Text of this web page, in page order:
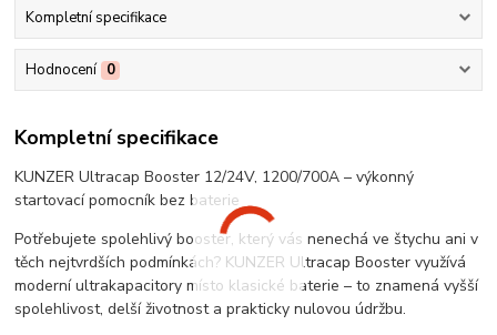
Kompletní specifikace
Hodnocení 0
Kompletní specifikace
KUNZER Ultracap Booster 12/24V, 1200/700A – výkonný
startovací pomocník bez baterie
Potřebujete spolehlivý booster, který vás nenechá ve štychu ani v
těch nejtvrdších podmínkách? KUNZER Ultracap Booster využívá
moderní ultrakapacitory místo klasické baterie – to znamená vyšší
spolehlivost, delší životnost a prakticky nulovou údržbu.